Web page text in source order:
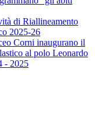
di Riallineamento
2025-26
Corni inaugurano il
al polo Leonardo
- 2025